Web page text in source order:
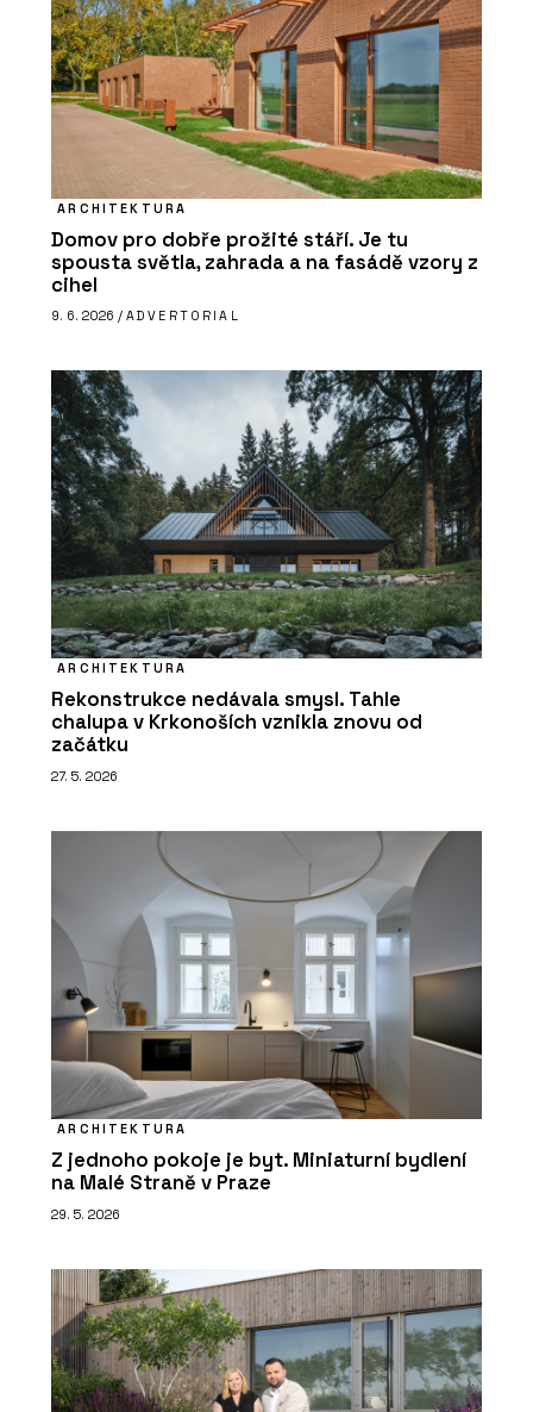
ARCHITEKTURA
Domov pro dobře prožité stáří. Je tu
spousta světla, zahrada a na fasádě vzory z
cihel
9. 6. 2026 / ADVERTORIAL
ARCHITEKTURA
Rekonstrukce nedávala smysl. Tahle
chalupa v Krkonoších vznikla znovu od
začátku
27. 5. 2026
ARCHITEKTURA
Z jednoho pokoje je byt. Miniaturní bydlení
na Malé Straně v Praze
29. 5. 2026